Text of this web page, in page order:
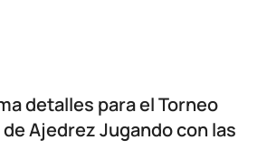
detalles para el Torneo
Ajedrez Jugando con las